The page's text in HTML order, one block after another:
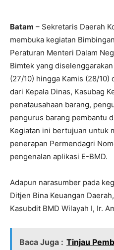
Batam – Sekretaris Daerah
membuka kegiatan
Peraturan Menteri Dalam
Bimtek yang
(27/10) hingga Kamis (28/
dari Kepala Dinas, Kasubag
penatausahaan barang,
pengurus barang pembantu
Kegiatan ini bertujuan untuk
penerapan Permendagri
pengenalan aplikasi E-BMD.
Adapun narasumber pada
Ditjen Bina Keuangan
Kasubdit BMD Wilayah I, Ir.
Baca Juga : Tinjau